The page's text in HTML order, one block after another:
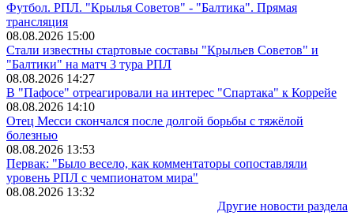
Футбол. РПЛ. "Крылья Советов" - "Балтика". Прямая
трансляция
08.08.2026 15:00
Стали известны стартовые составы "Крыльев Советов" и
"Балтики" на матч 3 тура РПЛ
08.08.2026 14:27
В "Пафосе" отреагировали на интерес "Спартака" к Коррейе
08.08.2026 14:10
Отец Месси скончался после долгой борьбы с тяжёлой
болезнью
08.08.2026 13:53
Первак: "Было весело, как комментаторы сопоставляли
уровень РПЛ с чемпионатом мира"
08.08.2026 13:32
Другие новости раздела